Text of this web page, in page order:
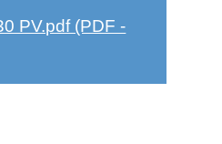
PV.pdf (PDF -